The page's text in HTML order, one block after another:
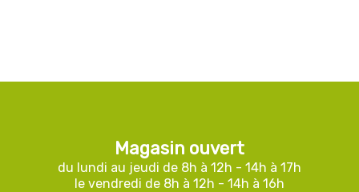
Magasin ouvert
du lundi au jeudi de 8h à 12h - 14h à 17h
le vendredi de 8h à 12h - 14h à 16h